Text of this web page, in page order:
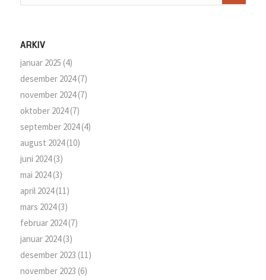
ARKIV
januar 2025 (4)
desember 2024(7)
november 2024(7)
oktober 2024(7)
september 2024(4)
august 2024(10)
juni 2024(3)
mai 2024(3)
april 2024(11)
mars 2024(3)
februar 2024(7)
januar 2024(3)
desember 2023 (11)
november 2023 (6)